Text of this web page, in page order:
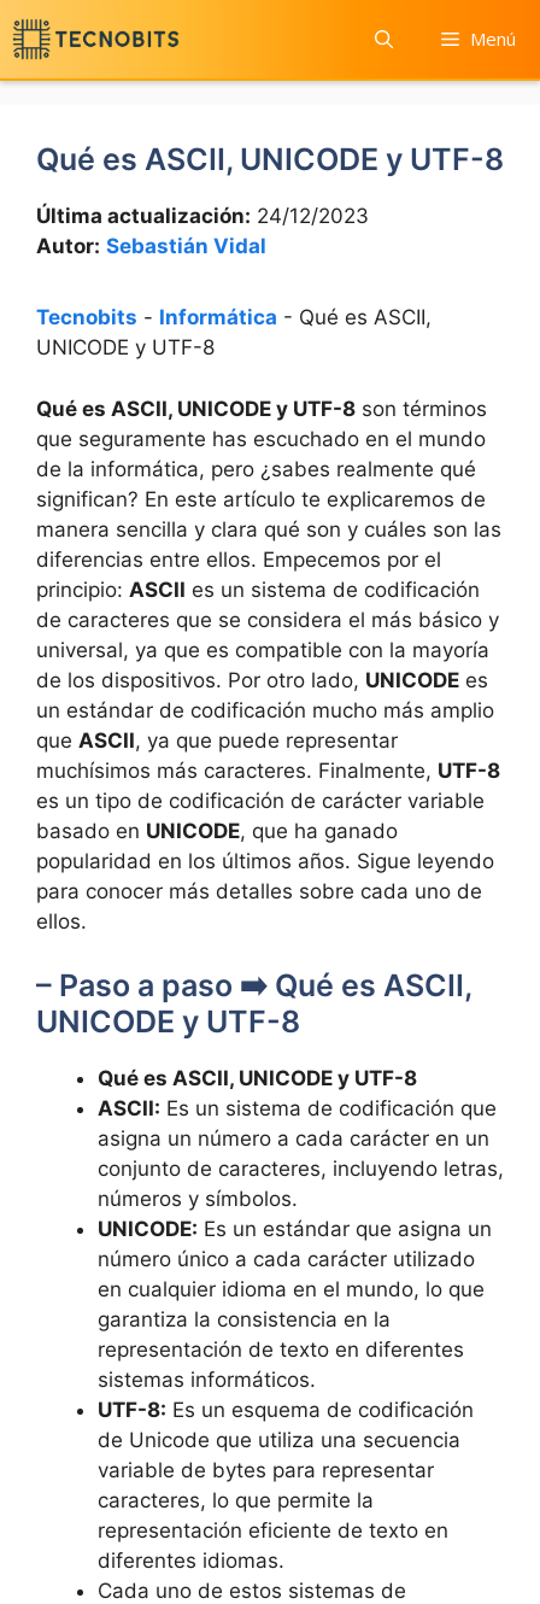
Saltar
al
contenido
Menú
Qué es ASCII, UNICODE y UTF-8
Última actualización: 24/12/2023
Autor: Sebastián Vidal
Tecnobits - Informática - Qué es ASCII,
UNICODE y UTF-8
Qué es ASCII, UNICODE y UTF-8 son términos
que seguramente has escuchado en el mundo
de la informática, pero ¿sabes realmente⁤ qué
significan? En este artículo te explicaremos de⁢
manera sencilla y clara qué son y cuáles son las
diferencias entre ellos. Empecemos por el
principio: ASCII es⁤ un sistema de codificación
de caracteres que⁣ se considera el más básico y
‌universal, ya que es compatible con⁢ la mayoría⁣
de los dispositivos. Por ⁣otro lado, UNICODE es
un estándar‍ de codificación mucho más amplio
que ASCII, ya que puede representar
muchísimos más ⁤caracteres. Finalmente, UTF-8
es⁢ un tipo ⁣de⁣ codificación de carácter variable
basado en⁢ UNICODE,⁤ que ha ⁢ganado
popularidad en los últimos años. Sigue‍ leyendo
para conocer más detalles sobre cada uno de
ellos.
– Paso a paso ➡️ Qué es ASCII,
UNICODE y UTF-8
Qué es ASCII, UNICODE y UTF-8
ASCII: Es un sistema de codificación ​que
asigna un número ‍a cada carácter en un
conjunto de caracteres, incluyendo⁣ letras,
números y símbolos.
UNICODE: Es un estándar que asigna un
número único ⁤a cada carácter ​utilizado
en cualquier idioma en el mundo, lo que
garantiza ​la consistencia en la
representación de texto ‌en diferentes
sistemas informáticos.
UTF-8: Es un esquema de‌ codificación
de Unicode que utiliza una secuencia
variable​ de bytes para representar
caracteres, lo que permite la
representación eficiente ⁢de texto en
diferentes idiomas.
Cada​ uno de estos sistemas de